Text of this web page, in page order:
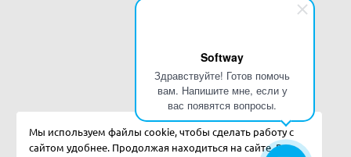
Softway
Здравствуйте! Готов помочь
вам. Напишите мне, если у
вас появятся вопросы.
Мы используем файлы cookie, чтобы сделать работу с
сайтом удобнее. Продолжая находиться на сайте, Вы